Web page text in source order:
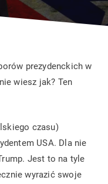
prezydenckich w
wiesz jak? Ten
czasu)
USA. Dla nie
Jest to na tyle
wyrazić swoje